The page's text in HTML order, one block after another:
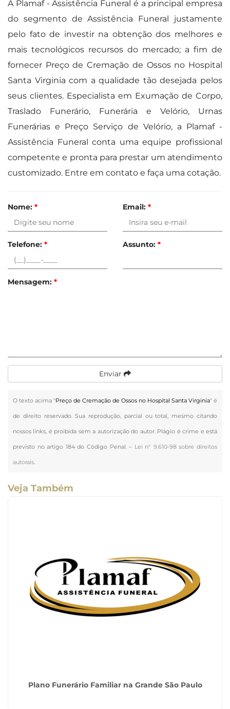
A Plamaf - Assistência Funeral é a principal empresa
do segmento de Assistência Funeral justamente
pelo fato de investir na obtenção dos melhores e
mais tecnológicos recursos do mercado; a fim de
fornecer Preço de Cremação de Ossos no Hospital
Santa Virginia com a qualidade tão desejada pelos
seus clientes. Especialista em Exumação de Corpo,
Traslado Funerário, Funerária e Velório, Urnas
Funerárias e Preço Serviço de Velório, a Plamaf -
Assistência Funeral conta uma equipe profissional
competente e pronta para prestar um atendimento
customizado. Entre em contato e faça uma cotação.
Nome: * Email: *
Telefone: * Assunto: *
Mensagem: *
Enviar
O texto acima "Preço de Cremação de Ossos no Hospital Santa Virginia" é
de direito reservado. Sua reprodução, parcial ou total, mesmo citando
nossos links, é proibida sem a autorização do autor. Plágio é crime e está
previsto no artigo 184 do Código Penal. – Lei n° 9.610-98 sobre direitos
autorais.
Veja Também
Plano Funerário Familiar na Grande São Paulo